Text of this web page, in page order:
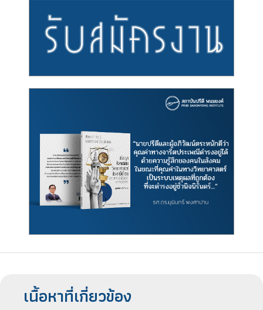
เนื้อหาที่เกี่ยวข้อง